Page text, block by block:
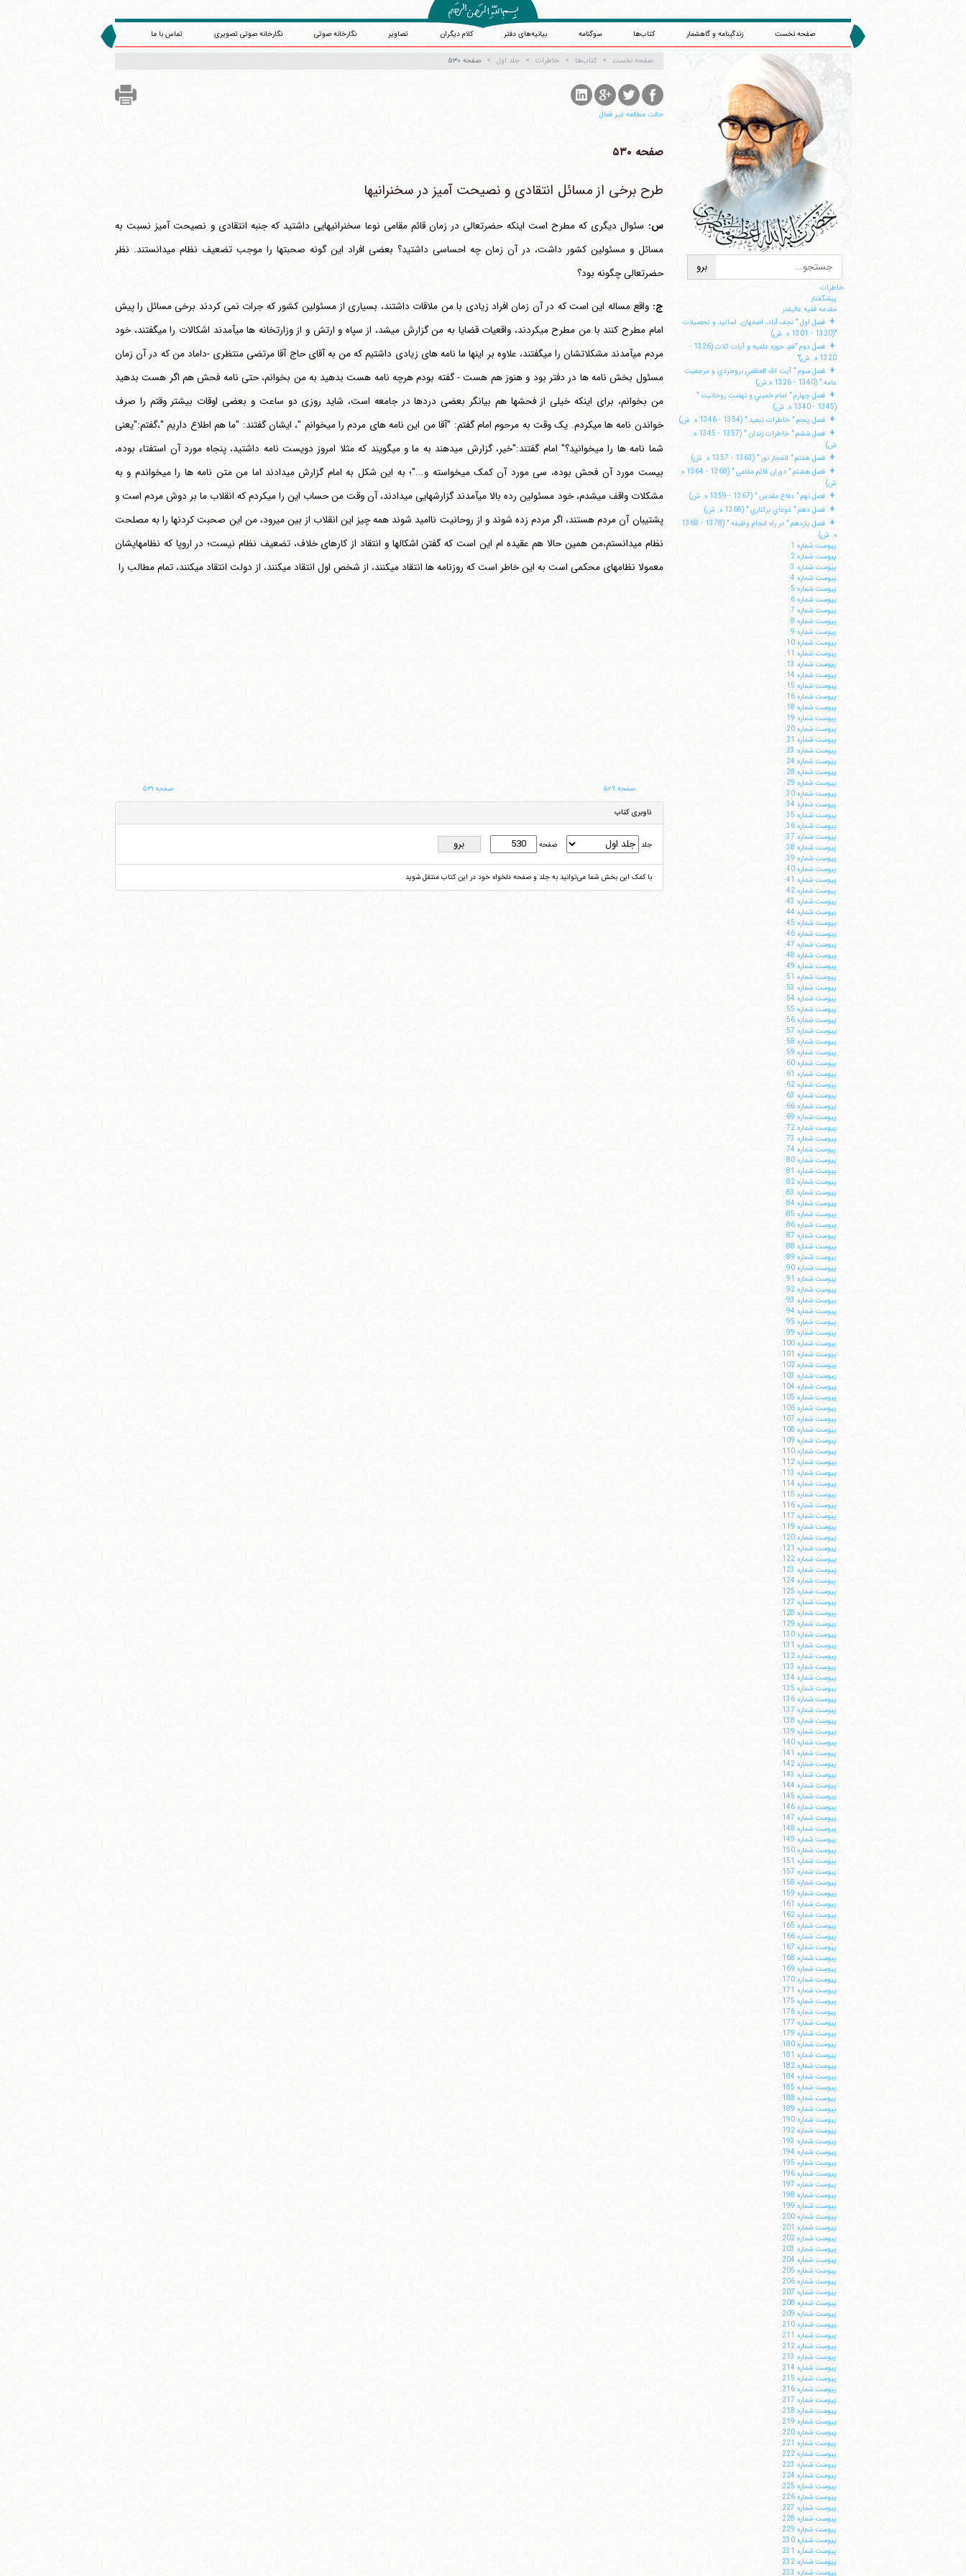
صفحه نخست زندگینامه و گاهشمار کتاب‌ها سوگنامه بیانیه‌های دفتر کلام دیگران تصاویر نگارخانه صوتی نگارخانه صوتی تصویری تماس با ما
خاطرات
پيشگفتار
مقدمه فقيه عاليقدر
+ فصل اول " نجف آباد، اصفهان، اساتيد و تحصيلات
"(1320 - 1301 ه. ش)
+
فصل دوم "قم، حوزه علميه و آيات ثلاث (1326 -
1320 ه. ش)"
+ فصل سوم " آيت الله العظمي بروجردي و مرجعيت
عامه " (1340 - 1326 ه.ش)
+ فصل چهارم " امام خميني و نهضت روحانيت "
(1345 - 1340 ه. ش)
+ فصل پنجم " خاطرات تبعيد " (1354 - 1346 ه. ش)
+
فصل ششم " خاطرات زندان " (1357 - 1345 ه.
ش)
+ فصل هفتم " انفجار نور " (1363 - 1357 ه. ش)
+
فصل هشتم " دوران قائم مقامي " (1368 - 1364 ه.
ش)
+ فصل نهم " دفاع مقدس " (1367 - 1359 ه. ش)
+ فصل دهم " غوغاي بركناري " (1368 ه. ش)
+
فصل يازدهم " در راه انجام وظيفه " (1378 - 1368
ه. ش)
پيوست شماره 1:
پيوست شماره 2:
پيوست شماره 3:
پيوست شماره 4:
پيوست شماره 5:
پيوست شماره 6:
پيوست شماره 7:
پيوست شماره 8:
پيوست شماره 9:
پيوست شماره 10:
پيوست شماره 11:
پيوست شماره 13:
پيوست شماره 14:
پيوست شماره 15:
پيوست شماره 16:
پيوست شماره 18:
پيوست شماره 19:
پيوست شماره 20:
پيوست شماره 21:
پيوست شماره 23:
پيوست شماره 24:
پيوست شماره 28:
پيوست شماره 29:
پيوست شماره 30:
پيوست شماره 34:
پيوست شماره 35:
پيوست شماره 36:
پيوست شماره 37:
پيوست شماره 38:
پيوست شماره 39:
پيوست شماره 40:
پيوست شماره 41:
پيوست شماره 42:
پيوست شماره 43:
پيوست شماره 44:
پيوست شماره 45:
پيوست شماره 46:
پيوست شماره 47:
پيوست شماره 48:
پيوست شماره 49:
پيوست شماره 51:
پيوست شماره 53:
پيوست شماره 54:
پيوست شماره 55:
پيوست شماره 56:
پيوست شماره 57:
پيوست شماره 58:
پيوست شماره 59:
پيوست شماره 60:
پيوست شماره 61:
پيوست شماره 62:
پيوست شماره 63:
پيوست شماره 66:
پيوست شماره 69:
پيوست شماره 72:
پيوست شماره 73:
پيوست شماره 74:
پيوست شماره 80:
پيوست شماره 81:
پيوست شماره 82:
پيوست شماره 83:
پيوست شماره 84:
پيوست شماره 85:
پيوست شماره 86:
پيوست شماره 87:
پيوست شماره 88:
پيوست شماره 89:
پيوست شماره 90:
پيوست شماره 91:
پيوست شماره 92:
پيوست شماره 93:
پيوست شماره 94:
پيوست شماره 95:
پيوست شماره 99:
پيوست شماره 100:
پيوست شماره 101:
پيوست شماره 102:
پيوست شماره 103:
پيوست شماره 104:
پيوست شماره 105:
پيوست شماره 106:
پيوست شماره 107:
پيوست شماره 108:
پيوست شماره 109:
پيوست شماره 110:
پيوست شماره 112:
پيوست شماره 113:
پيوست شماره 114:
پيوست شماره 115:
پيوست شماره 116:
پيوست شماره 117:
پيوست شماره 119:
پيوست شماره 120:
پيوست شماره 121:
پيوست شماره 122:
پيوست شماره 123:
پيوست شماره 124:
پيوست شماره 125:
پيوست شماره 127:
پيوست شماره 128:
پيوست شماره 129:
پيوست شماره 130:
پيوست شماره 131:
پيوست شماره 132:
پيوست شماره 133:
پيوست شماره 134:
پيوست شماره 135:
پيوست شماره 136:
پيوست شماره 137:
پيوست شماره 138:
پيوست شماره 139:
پيوست شماره 140:
پيوست شماره 141:
پيوست شماره 142:
پيوست شماره 143:
پيوست شماره 144:
پيوست شماره 145:
پيوست شماره 146:
پيوست شماره 147:
پيوست شماره 148:
پيوست شماره 149:
پيوست شماره 150:
پيوست شماره 151:
پيوست شماره 157:
پيوست شماره 158:
پيوست شماره 159:
پيوست شماره 161:
پيوست شماره 162:
پيوست شماره 165:
پيوست شماره 166:
پيوست شماره 167:
پيوست شماره 168:
پيوست شماره 169:
پيوست شماره 170:
پيوست شماره 171:
پيوست شماره 175:
پيوست شماره 176:
پيوست شماره 177:
پيوست شماره 179:
پيوست شماره 180:
پيوست شماره 181:
پيوست شماره 182:
پيوست شماره 184:
پيوست شماره 185:
پيوست شماره 188:
پيوست شماره 189:
پيوست شماره 190:
پيوست شماره 192:
پيوست شماره 193:
پيوست شماره 194:
پيوست شماره 195:
پيوست شماره 196:
پيوست شماره 197:
پيوست شماره 198:
پيوست شماره 199:
پيوست شماره 200:
پيوست شماره 201:
پيوست شماره 202:
پيوست شماره 203:
پيوست شماره 204:
پيوست شماره 205:
پيوست شماره 206:
پيوست شماره 207:
پيوست شماره 208:
پيوست شماره 209:
پيوست شماره 210:
پيوست شماره 211:
پيوست شماره 212:
پيوست شماره 213:
پيوست شماره 214:
پيوست شماره 215:
پيوست شماره 216:
پيوست شماره 217:
پيوست شماره 218:
پيوست شماره 219:
پيوست شماره 220:
پيوست شماره 221:
پيوست شماره 222:
پيوست شماره 223:
پيوست شماره 224:
پيوست شماره 225:
پيوست شماره 226:
پيوست شماره 227:
پيوست شماره 228:
پيوست شماره 229:
پيوست شماره 230:
پيوست شماره 231:
پيوست شماره 232:
پيوست شماره 233:
صفحه نخست کتاب‌ها خاطرات جلد اول صفحه ۵۳۰
حالت مطالعه غیر فعال
صفحه ۵۳۰
طرح برخی از مسائل انتقادی و نصیحت آمیز در سخنرانیها
س: سئوال دیگری که مطرح است اینکه حضرتعالی در زمان قائم مقامی نوعا سخنرانیهایی داشتید که جنبه انتقادی و نصیحت آمیز نسبت به
مسائل و مسئولین کشور داشت، در آن زمان چه احساسی داشتید؟ بعضی افراد این گونه صحبتها را موجب تضعیف نظام می‎دانستند. نظر
حضرتعالی چگونه بود؟
ج: واقع مساله این است که در آن زمان افراد زیادی با من ملاقات داشتند، بسیاری از مسئولین کشور که جرات نمی کردند برخی مسائل را پیش
امام مطرح کنند با من مطرح می‎کردند، واقعیات قضایا به من گزارش می‎شد، از سپاه و ارتش و از وزارتخانه ها می‎آمدند اشکالات را می‎گفتند، خود
مردم می‎آمدند مشکلاتشان را می‎گفتند، علاوه بر اینها ما نامه های زیادی داشتیم که من به آقای حاج آقا مرتضی منتظری -داماد من که در آن زمان
مسئول بخش نامه ها در دفتر بود و هنوز هم هست - گفته بودم هرچه نامه هست بدهید به من بخوانم، حتی نامه فحش هم اگر هست بدهید
من بخوانم، برای اینکه خیلی از فحشها هم بیانگر بعضی دردها در جامعه است، شاید روزی دو ساعت و بعضی اوقات بیشتر وقتم را صرف
خواندن نامه ها می‎کردم. یک وقت به مرحوم امام گفتم: "آقا من این نامه های مردم را می‎خوانم "، ایشان گفتند: "ما هم اطلاع داریم "،گفتم:"یعنی
شما نامه ها را می‎خوانید؟" امام گفتند:"خیر، گزارش می‎دهند به ما و می‎گویند که مثلا امروز دویست نامه داشتید، پنجاه مورد آن استفتاء بوده،
بیست مورد آن فحش بوده، سی مورد آن کمک می‎خواسته و..."؛ به این شکل به امام گزارش می‎دادند اما من متن نامه ها را می‎خواندم و به
مشکلات واقف می‎شدم، خود مسئولین رده بالا می‎آمدند گزارشهایی می‎دادند، آن وقت من حساب این را می‎کردم که انقلاب ما بر دوش مردم است و
پشتیبان آن مردم هستند، اگر مردم زده شوند و از روحانیت ناامید شوند همه چیز این انقلاب از بین می‎رود، من این صحبت کردنها را به مصلحت
نظام می‎دانستم،من همین حالا هم عقیده ام این است که گفتن اشکالها و انتقاد از کارهای خلاف، تضعیف نظام نیست؛ در اروپا که نظامهایشان
معمولا نظامهای محکمی است به این خاطر است که روزنامه ها انتقاد می‎کنند، از شخص اول انتقاد می‎کنند، از دولت انتقاد می‎کنند، تمام مطالب را
صفحه ۵۲۹ صفحه ۵۳۱
ناوبری کتاب
جلد صفحه
با کمک این بخش شما می‌توانید به جلد و صفحه دلخواه خود در این کتاب منتقل شوید